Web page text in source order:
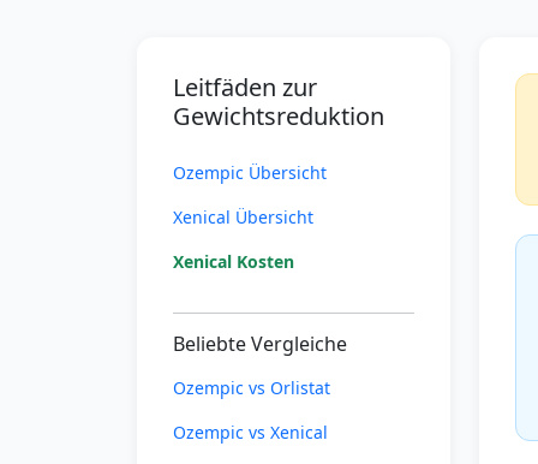
Leitfäden zur
Gewichtsreduktion
Ozempic Übersicht
Xenical Übersicht
Xenical Kosten
Beliebte Vergleiche
Ozempic vs Orlistat
Ozempic vs Xenical